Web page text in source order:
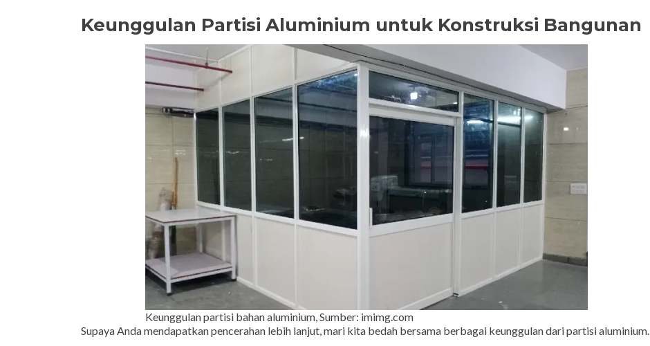
Keunggulan Partisi Aluminium untuk Konstruksi Bangunan
Keunggulan partisi bahan aluminium, Sumber: imimg.com
Supaya Anda mendapatkan pencerahan lebih lanjut, mari kita bedah bersama berbagai keunggulan dari partisi aluminium.